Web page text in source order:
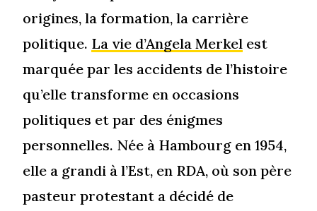
origines, la formation, la carrière
politique. La vie d’Angela Merkel est
marquée par les accidents de l’histoire
qu’elle transforme en occasions
politiques et par des énigmes
personnelles. Née à Hambourg en 1954,
elle a grandi à l’Est, en RDA, où son père
pasteur protestant a décidé de